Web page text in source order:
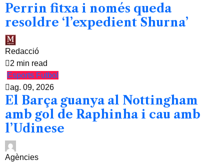
Perrin fitxa i només queda
resoldre ‘l’expedient Shurna’
Redacció
2 min read
Esports Futbol
ag. 09, 2026
El Barça guanya al Nottingham
amb gol de Raphinha i cau amb
l’Udinese
Agències